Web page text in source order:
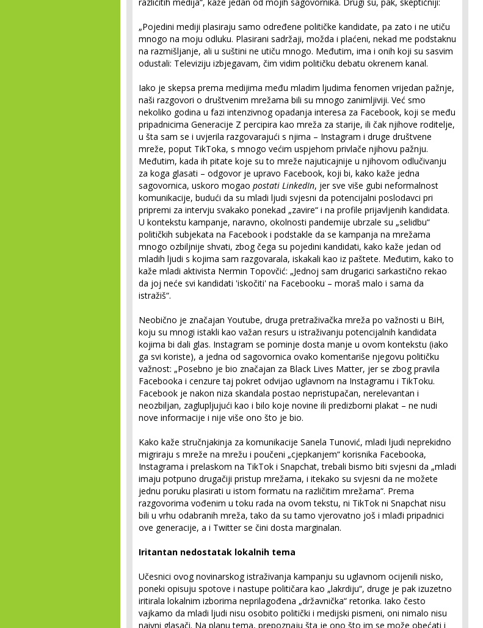
„Pojedini mediji plasiraju samo određene političke kandidate, pa zato i ne utiču
mnogo na moju odluku. Plasirani sadržaji, možda i plaćeni, nekad me podstaknu
na razmišljanje, ali u suštini ne utiču mnogo. Međutim, ima i onih koji su sasvim
odustali: Televiziju izbjegavam, čim vidim političku debatu okrenem kanal.
Iako je skepsa prema medijima među mladim ljudima fenomen vrijedan pažnje,
naši razgovori o društvenim mrežama bili su mnogo zanimljiviji. Već smo
nekoliko godina u fazi intenzivnog opadanja interesa za Facebook, koji se među
pripadnicima Generacije Z percipira kao mreža za starije, ili čak njihove roditelje,
u šta sam se i uvjerila razgovarajući s njima – Instagram i druge društvene
mreže, poput TikToka, s mnogo većim uspjehom privlače njihovu pažnju.
Međutim, kada ih pitate koje su to mreže najuticajnije u njihovom odlučivanju
za koga glasati – odgovor je upravo Facebook, koji bi, kako kaže jedna
sagovornica, uskoro mogao postati LinkedIn, jer sve više gubi neformalnost
komunikacije, budući da su mladi ljudi svjesni da potencijalni poslodavci pri
pripremi za intervju svakako ponekad „zavire“ i na profile prijavljenih kandidata.
U kontekstu kampanje, naravno, okolnosti pandemije ubrzale su „selidbu“
političkih subjekata na Facebook i podstakle da se kampanja na mrežama
mnogo ozbiljnije shvati, zbog čega su pojedini kandidati, kako kaže jedan od
mladih ljudi s kojima sam razgovarala, iskakali kao iz paštete. Međutim, kako to
kaže mladi aktivista Nermin Topovčić: „Jednoj sam drugarici sarkastično rekao
da joj neće svi kandidati 'iskočiti' na Facebooku – moraš malo i sama da
istražiš“.
Neobično je značajan Youtube, druga pretraživačka mreža po važnosti u BiH,
koju su mnogi istakli kao važan resurs u istraživanju potencijalnih kandidata
kojima bi dali glas. Instagram se pominje dosta manje u ovom kontekstu (iako
ga svi koriste), a jedna od sagovornica ovako komentariše njegovu političku
važnost: „Posebno je bio značajan za Black Lives Matter, jer se zbog pravila
Facebooka i cenzure taj pokret odvijao uglavnom na Instagramu i TikToku.
Facebook je nakon niza skandala postao nepristupačan, nerelevantan i
neozbiljan, zaglupljujući kao i bilo koje novine ili predizborni plakat – ne nudi
nove informacije i nije više ono što je bio.
Kako kaže stručnjakinja za komunikacije Sanela Tunović, mladi ljudi neprekidno
migriraju s mreže na mrežu i poučeni „cjepkanjem“ korisnika Facebooka,
Instagrama i prelaskom na TikTok i Snapchat, trebali bismo biti svjesni da „mladi
imaju potpuno drugačiji pristup mrežama, i itekako su svjesni da ne možete
jednu poruku plasirati u istom formatu na različitim mrežama“. Prema
razgovorima vođenim u toku rada na ovom tekstu, ni TikTok ni Snapchat nisu
bili u vrhu odabranih mreža, tako da su tamo vjerovatno još i mlađi pripadnici
ove generacije, a i Twitter se čini dosta marginalan.
Iritantan nedostatak lokalnih tema
Učesnici ovog novinarskog istraživanja kampanju su uglavnom ocijenili nisko,
poneki opisuju spotove i nastupe političara kao „lakrdiju“, druge je pak izuzetno
iritirala lokalnim izborima neprilagođena „državnička“ retorika. Iako često
vajkamo da mladi ljudi nisu osobito politički i medijski pismeni, oni nimalo nisu
naivni glasači. Na planu tema, prepoznaju šta je ono što im se može obećati i